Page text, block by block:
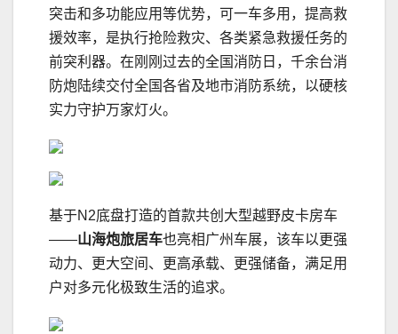
突击和多功能应用等优势，可一车多用，提高救
援效率，是执行抢险救灾、各类紧急救援任务的
前突利器。在刚刚过去的全国消防日，千余台消
防炮陆续交付全国各省及地市消防系统，以硬核
实力守护万家灯火。
基于N2底盘打造的首款共创大型越野皮卡房车
——山海炮旅居车也亮相广州车展，该车以更强
动力、更大空间、更高承载、更强储备，满足用
户对多元化极致生活的追求。